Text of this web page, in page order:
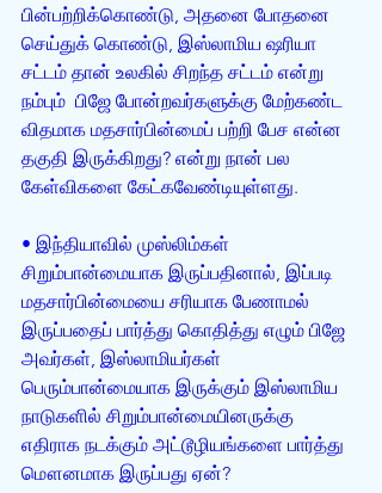
பின்பற்றிக்கொண்டு, அதனை போதனை
செய்துக் கொண்டு, இஸ்லாமிய ஷரியா
சட்டம் தான் உலகில் சிறந்த சட்டம் என்று
நம்பும்  பிஜே போன்றவர்களுக்கு மேற்கண்ட
விதமாக மதசார்பின்மைப் பற்றி பேச என்ன
தகுதி இருக்கிறது? என்று நான் பல
கேள்விகளை கேட்கவேண்டியுள்ளது.
• இந்தியாவில் முஸ்லிம்கள்
சிறும்பான்மையாக இருப்பதினால், இப்படி
மதசார்பின்மையை சரியாக பேணாமல்
இருப்பதைப் பார்த்து கொதித்து எழும் பிஜே
அவர்கள், இஸ்லாமியர்கள்
பெரும்பான்மையாக இருக்கும் இஸ்லாமிய
நாடுகளில் சிறும்பான்மையினருக்கு
எதிராக நடக்கும் அட்டூழியங்களை பார்த்து
மௌனமாக இருப்பது ஏன்?